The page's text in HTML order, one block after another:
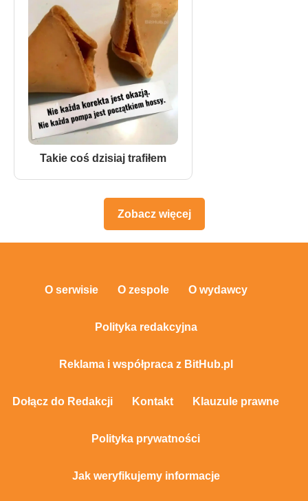
Takie coś dzisiaj trafiłem
Zobacz więcej
O serwisie O zespole O wydawcy
Polityka redakcyjna
Reklama i współpraca z BitHub.pl
Dołącz do Redakcji Kontakt Klauzule prawne
Polityka prywatności
Jak weryfikujemy informacje